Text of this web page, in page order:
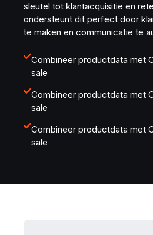
sleutel tot klantacquisitie en
ondersteunt dit perfect door
te maken en communicatie te
Combineer productdata met
sale
Combineer productdata met
sale
Combineer productdata met
sale